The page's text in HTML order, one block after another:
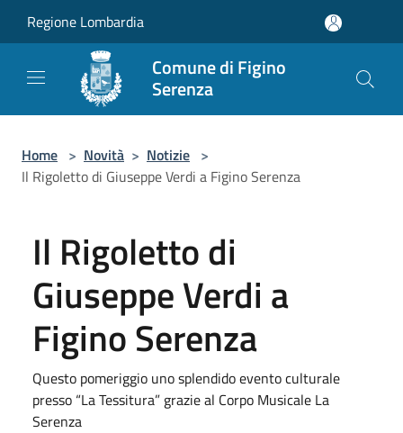
Regione Lombardia
Comune di Figino
Serenza
Home > Novità > Notizie >
Il Rigoletto di Giuseppe Verdi a Figino Serenza
Il Rigoletto di
Giuseppe Verdi a
Figino Serenza
Questo pomeriggio uno splendido evento culturale
presso “La Tessitura” grazie al Corpo Musicale La
Serenza